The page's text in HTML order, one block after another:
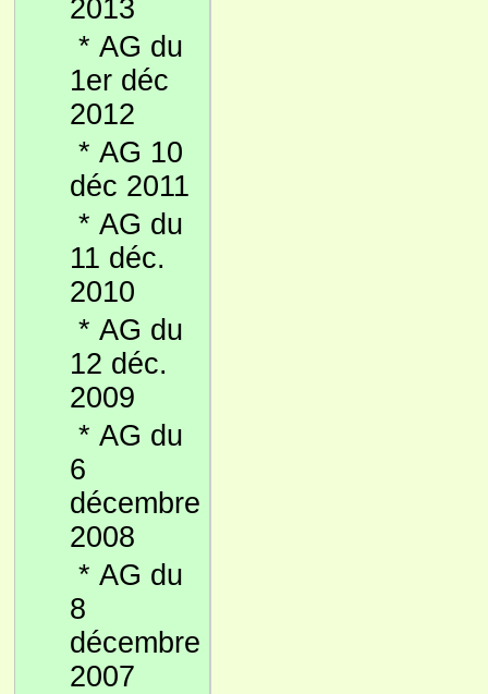
2013
* AG du
1er déc
2012
* AG 10
déc 2011
* AG du
11 déc.
2010
* AG du
12 déc.
2009
* AG du
6
décembre
2008
* AG du
8
décembre
2007